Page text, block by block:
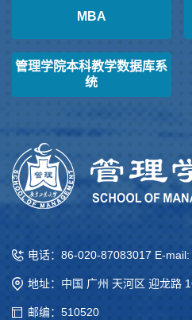
MBA
管理学院本科教学数据库系
统
电话：86-020-87083017 E-
地址：中国 广州 天河区 迎龙路
邮编：510520